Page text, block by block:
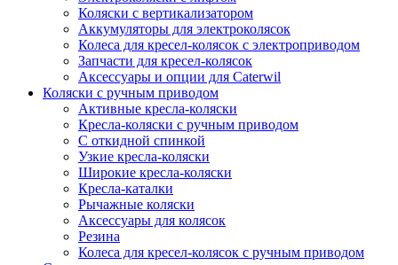
Коляски с вертикализатором
Аккумуляторы для электроколясок
Колеса для кресел-колясок с электроприводом
Запчасти для кресел-колясок
Аксессуары и опции для Caterwil
Коляски с ручным приводом
Активные кресла-коляски
Кресла-коляски с ручным приводом
С откидной спинкой
Узкие кресла-коляски
Широкие кресла-коляски
Кресла-каталки
Рычажные коляски
Аксессуары для колясок
Резина
Колеса для кресел-колясок с ручным приводом